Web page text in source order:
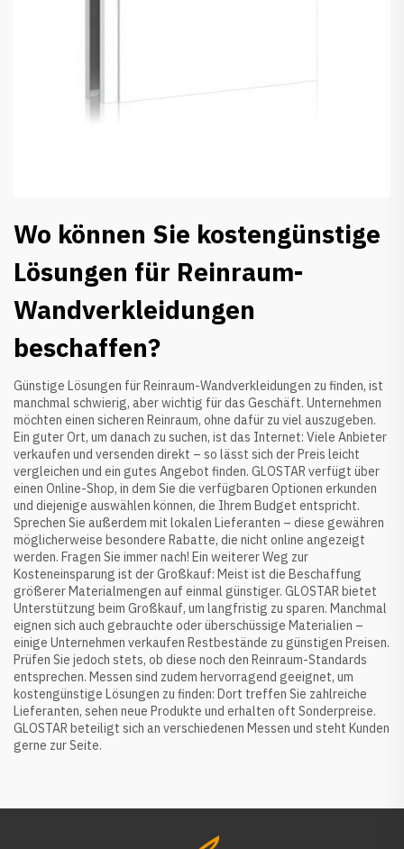
Wo können Sie kostengünstige
Lösungen für Reinraum-
Wandverkleidungen
beschaffen?
Günstige Lösungen für Reinraum-Wandverkleidungen zu finden, ist
manchmal schwierig, aber wichtig für das Geschäft. Unternehmen
möchten einen sicheren Reinraum, ohne dafür zu viel auszugeben.
Ein guter Ort, um danach zu suchen, ist das Internet: Viele Anbieter
verkaufen und versenden direkt – so lässt sich der Preis leicht
vergleichen und ein gutes Angebot finden. GLOSTAR verfügt über
einen Online-Shop, in dem Sie die verfügbaren Optionen erkunden
und diejenige auswählen können, die Ihrem Budget entspricht.
Sprechen Sie außerdem mit lokalen Lieferanten – diese gewähren
möglicherweise besondere Rabatte, die nicht online angezeigt
werden. Fragen Sie immer nach! Ein weiterer Weg zur
Kosteneinsparung ist der Großkauf: Meist ist die Beschaffung
größerer Materialmengen auf einmal günstiger. GLOSTAR bietet
Unterstützung beim Großkauf, um langfristig zu sparen. Manchmal
eignen sich auch gebrauchte oder überschüssige Materialien –
einige Unternehmen verkaufen Restbestände zu günstigen Preisen.
Prüfen Sie jedoch stets, ob diese noch den Reinraum-Standards
entsprechen. Messen sind zudem hervorragend geeignet, um
kostengünstige Lösungen zu finden: Dort treffen Sie zahlreiche
Lieferanten, sehen neue Produkte und erhalten oft Sonderpreise.
GLOSTAR beteiligt sich an verschiedenen Messen und steht Kunden
gerne zur Seite.